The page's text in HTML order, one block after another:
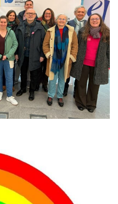
: un échange croisé
d’approche
a mené un projet Erasmus
et centré sur l'éducation
entre la France…